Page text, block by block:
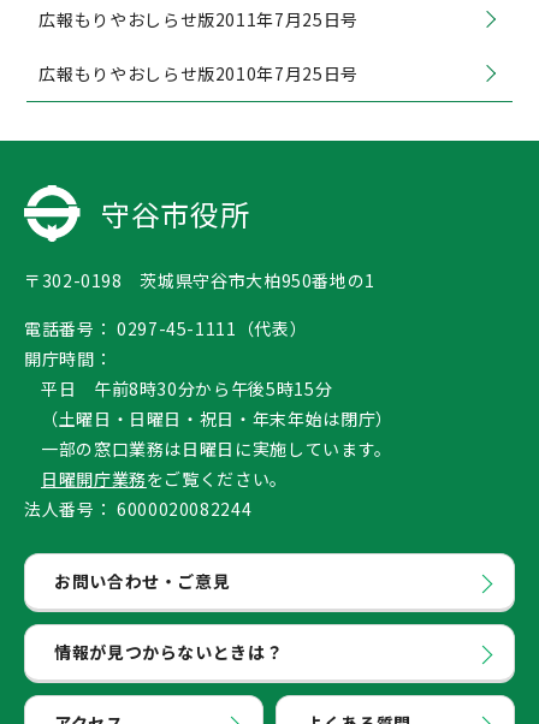
広報もりやおしらせ版2011年7月25日号
広報もりやおしらせ版2010年7月25日号
守谷市役所
〒302-0198 茨城県守谷市大柏950番地の1
電話番号： 0297-45-1111（代表）
開庁時間：
平日 午前8時30分から午後5時15分
（土曜日・日曜日・祝日・年末年始は閉庁）
一部の窓口業務は日曜日に実施しています。
日曜開庁業務をご覧ください。
法人番号： 6000020082244
お問い合わせ・ご意見
情報が見つからないときは？